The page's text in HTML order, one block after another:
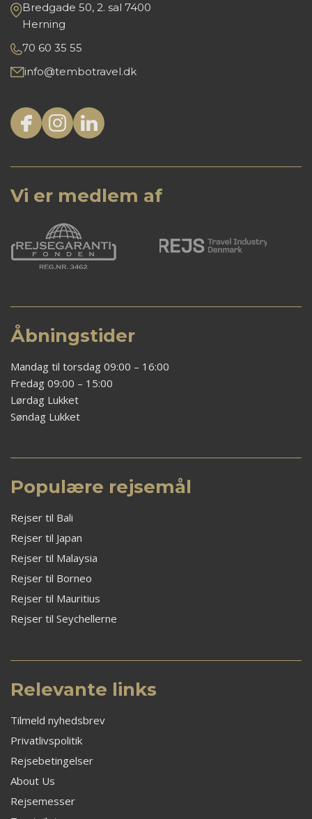
Bredgade 50, 2. sal 7400
Herning
70 60 35 55
info@tembotravel.dk
Vi er medlem af
Åbningstider
Mandag til torsdag 09:00 – 16:00
Fredag 09:00 – 15:00
Lørdag Lukket
Søndag Lukket
Populære rejsemål
Rejser til Bali
Rejser til Japan
Rejser til Malaysia
Rejser til Borneo
Rejser til Mauritius
Rejser til Seychellerne
Relevante links
Tilmeld nyhedsbrev
Privatlivspolitik
Rejsebetingelser
About Us
Rejsemesser